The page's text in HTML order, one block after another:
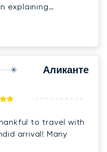
explaining
to book and fill
recommended the
RECOMMEND
our 5 dachshunds.
Аликанте
to travel with
arrival! Many